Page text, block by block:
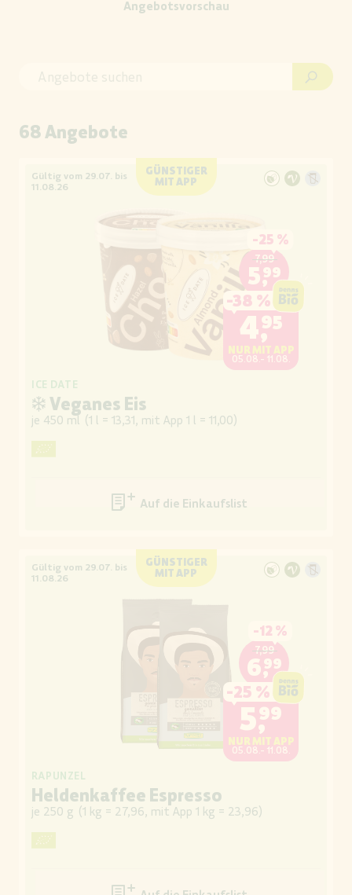
Angebotsvorschau
68 Angebote
GÜNSTIGER
MIT APP
Gültig vom 29.07. bis
11.08.26
-25 %
7,99
5,99
-38 %
4,95
NUR MIT APP
05.08.- 11.08.
ICE DATE
❄ Veganes Eis
je 450 ml (1 l = 13,31, mit App 1 l = 11,00)
Auf die Einkaufsliste
GÜNSTIGER
MIT APP
Gültig vom 29.07. bis
11.08.26
-12 %
7,99
6,99
-25 %
5,99
NUR MIT APP
05.08.- 11.08.
RAPUNZEL
Heldenkaffee Espresso
je 250 g (1 kg = 27,96, mit App 1 kg = 23,96)